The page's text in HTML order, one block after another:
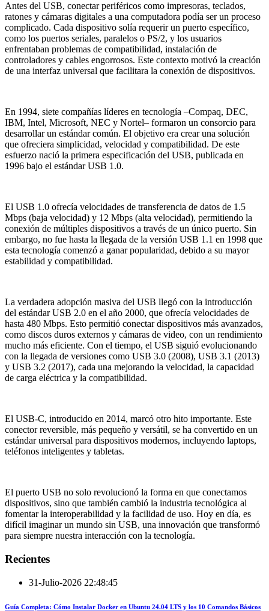
Antes del USB, conectar periféricos como impresoras, teclados,
ratones y cámaras digitales a una computadora podía ser un proceso
complicado. Cada dispositivo solía requerir un puerto específico,
como los puertos seriales, paralelos o PS/2, y los usuarios
enfrentaban problemas de compatibilidad, instalación de
controladores y cables engorrosos. Este contexto motivó la creación
de una interfaz universal que facilitara la conexión de dispositivos.
En 1994, siete compañías líderes en tecnología –Compaq, DEC,
IBM, Intel, Microsoft, NEC y Nortel– formaron un consorcio para
desarrollar un estándar común. El objetivo era crear una solución
que ofreciera simplicidad, velocidad y compatibilidad. De este
esfuerzo nació la primera especificación del USB, publicada en
1996 bajo el estándar USB 1.0.
El USB 1.0 ofrecía velocidades de transferencia de datos de 1.5
Mbps (baja velocidad) y 12 Mbps (alta velocidad), permitiendo la
conexión de múltiples dispositivos a través de un único puerto. Sin
embargo, no fue hasta la llegada de la versión USB 1.1 en 1998 que
esta tecnología comenzó a ganar popularidad, debido a su mayor
estabilidad y compatibilidad.
La verdadera adopción masiva del USB llegó con la introducción
del estándar USB 2.0 en el año 2000, que ofrecía velocidades de
hasta 480 Mbps. Esto permitió conectar dispositivos más avanzados,
como discos duros externos y cámaras de video, con un rendimiento
mucho más eficiente. Con el tiempo, el USB siguió evolucionando
con la llegada de versiones como USB 3.0 (2008), USB 3.1 (2013)
y USB 3.2 (2017), cada una mejorando la velocidad, la capacidad
de carga eléctrica y la compatibilidad.
El USB-C, introducido en 2014, marcó otro hito importante. Este
conector reversible, más pequeño y versátil, se ha convertido en un
estándar universal para dispositivos modernos, incluyendo laptops,
teléfonos inteligentes y tabletas.
El puerto USB no solo revolucionó la forma en que conectamos
dispositivos, sino que también cambió la industria tecnológica al
fomentar la interoperabilidad y la facilidad de uso. Hoy en día, es
difícil imaginar un mundo sin USB, una innovación que transformó
para siempre nuestra interacción con la tecnología.
Recientes
31-Julio-2026 22:48:45
Guía Completa: Cómo Instalar Docker en Ubuntu 24.04 LTS y los 10 Comandos Básicos